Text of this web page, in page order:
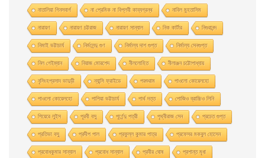
নাতালিয়া গিনসবার্গ না প্রেমিক না বিপ্লবী কাব্যগ্রন্থ নাবিল মুহতাসিম
নারায়ণ নারায়ণ চট্টরাজ নারায়ণ সান্যাল নিক কার্টার নিগুরানন্দ
নিমাই ভট্টাচার্য নির্মলেন্দু গুণ নির্মাল্য দাশ গুপ্ত নির্মাল্য সেনগুপ্ত
নিল গেইম্যান নিয়াজ মোরশেদ নীললােহিত নীলাঞ্জন চট্টোপাধ্যায়
নৃসিংহপ্রসাদ ভাদুড়ী ন্যান্সি ফ্রাইডে পরশুরাম পাওলাে কোয়েলহাে
পাওলাে কোয়েলহো পাপিয়া ভট্টাচার্য পার্থ দত্ত পােজিও ব্রাচ্চিও লিনি
পিয়েরে লুইস পূরবী বসু পূর্ণেন্দু পত্রী পৃথ্বীরাজ সেন প্রচেত গুপ্ত
প্রতিভা বসু প্রদীপ পাল প্রফুল্ল কুমার পাত্র প্রফেসর মকবুল হােসেন
প্রবােধকুমার সান্যাল প্রবােধ সান্যাল প্রবীর ঘােষ প্রশান্ত মৃধা